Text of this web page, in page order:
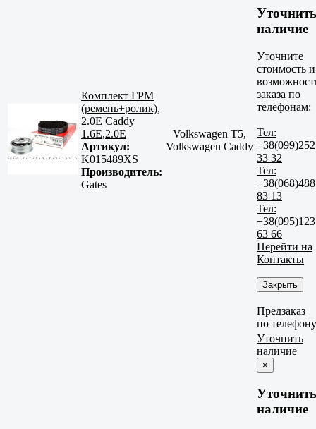
Комплект ГРМ
(ремень+ролик),
2.0E Caddy
1.6E,2.0E
Артикул:
K015489XS
Производитель:
Gates
Volkswagen T5,
Volkswagen Caddy
Уточнить
наличие
Уточните
стоимость и
заказа по
телефонам:
Тел:
+38(099)252
33 32
Тел:
+38(068)488
83 13
Тел:
+38(095)123
63 66
Перейти на
Контакты
Закрыть
Предзаказ
по телефону
Уточнить
наличие
×
Уточнить
наличие